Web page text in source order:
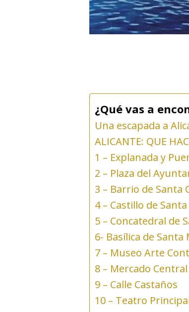
¿Qué vas a
Una escapada a
ALICANTE: QUE
1 – Explanada y
2 – Plaza del
3 – Barrio de Santa
4 – Castillo de
5 – Concatedral de
6- Basílica de Santa
7 – Museo Arte
8 – Mercado Central
9 – Calle Castaños
10 – Teatro